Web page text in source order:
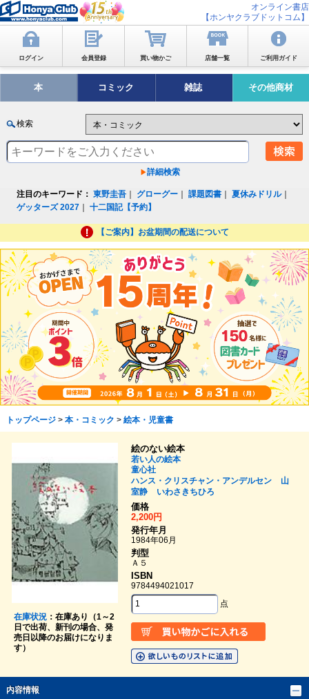
オンライン書店
【ホンヤクラブドットコム】
ログイン 会員登録 買い物かご 店舗一覧 ご利用ガイド
本 コミック 雑誌 その他商材
検索
詳細検索
注目のキーワード： 東野圭吾 グローグー ｜課題図書 ｜夏休みドリル｜
ゲッターズ 2027 ｜十二国記【予約】
【ご案内】お盆期間の配送について
トップページ> 本・コミック > 絵本・児童書
在庫状況：在庫あり（1～2
日で出荷、新刊の場合、発
売日以降のお届けになりま
す）
絵のない絵本
若い人の絵本
童心社
ハンス・クリスチャン・アンデルセン
山
室静
いわさきちひろ
価格
2,200円
発行年月
1984年06月
判型
Ａ５
ISBN
9784494021017
点
内容情報